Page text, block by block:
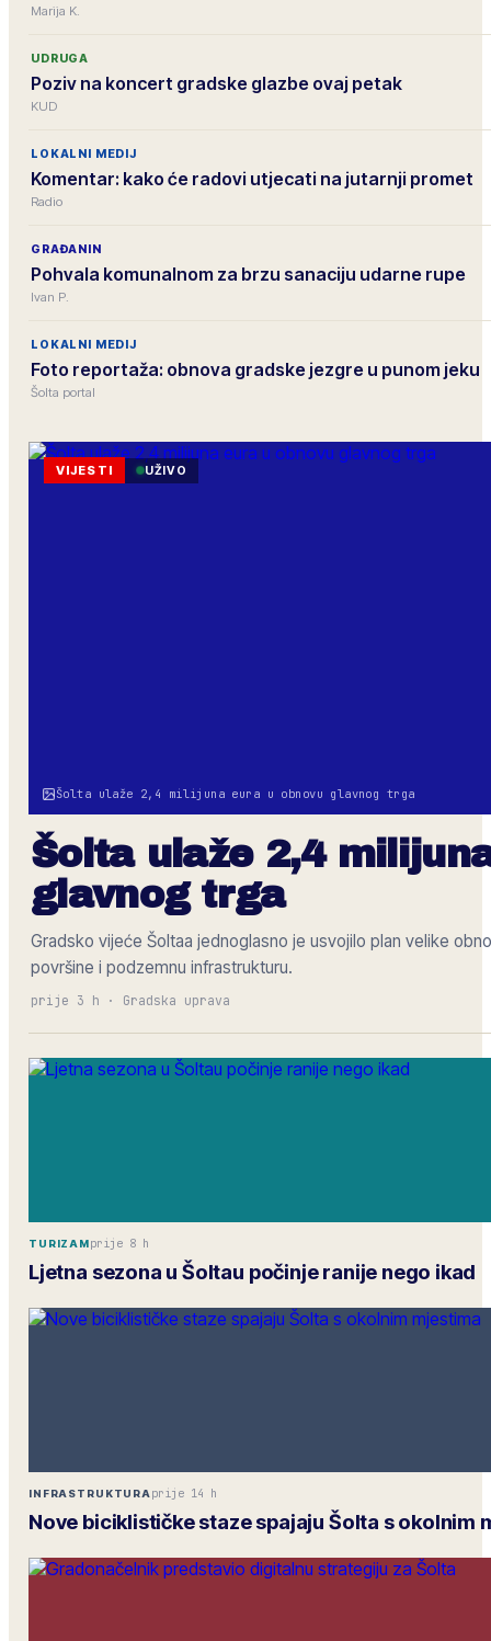
Marija K.
UDRUGA
Poziv na koncert gradske glazbe ovaj petak
KUD
LOKALNI MEDIJ
Komentar: kako će radovi utjecati na jutarnji promet
Radio
GRAĐANIN
Pohvala komunalnom za brzu sanaciju udarne rupe
Ivan P.
LOKALNI MEDIJ
Foto reportaža: obnova gradske jezgre u punom jeku
Šolta portal
Šolta ulaže 2,4 milijuna eura u obnovu glavnog trga
VIJESTI UŽIVO
Šolta ulaže 2,4
glavnog trga
Gradsko vijeće Šoltaa jednoglasno je usvojilo plan velike
površine i podzemnu infrastrukturu.
prije 3 h · Gradska uprava
TURIZAMprije 8 h
Ljetna sezona u Šoltau počinje ranije nego ikad
INFRASTRUKTURA prije 14 h
Nove biciklističke staze spajaju Šolta s okolnim